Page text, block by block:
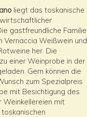
liegt das toskanische
gastfreundliche Familie
Vernaccia Weißwein und
her. Die
einer Weinprobe in der
Gern können die
zum Spezialpreis
mit Besichtigung des
Weinkellereien mit